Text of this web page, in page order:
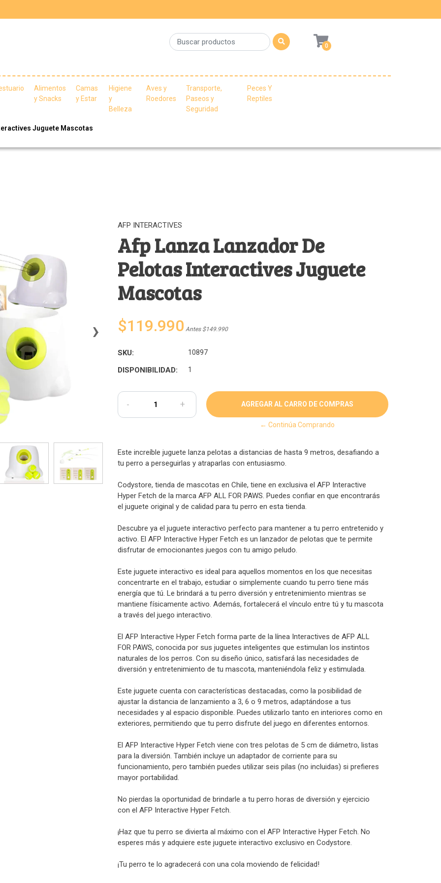
0
Alimentos
y Snacks
Camas
y Estar
Higiene
y
Belleza
Aves y
Roedores
Transporte,
Paseos y
Seguridad
Peces Y
Reptiles
Juguete Mascotas
›
AFP INTERACTIVES
Afp Lanza Lanzador De
Pelotas Interactives Juguete
Mascotas
$119.990 Antes $149.990
SKU: 10897
DISPONIBILIDAD: 1
- +
← Continúa Comprando
Este increíble juguete lanza pelotas a distancias de hasta 9 metros, desafiando a
tu perro a perseguirlas y atraparlas con entusiasmo.
Codystore, tienda de mascotas en Chile, tiene en exclusiva el AFP Interactive
Hyper Fetch de la marca AFP ALL FOR PAWS. Puedes confiar en que encontrarás
el juguete original y de calidad para tu perro en esta tienda.
Descubre ya el juguete interactivo perfecto para mantener a tu perro entretenido y
activo. El AFP Interactive Hyper Fetch es un lanzador de pelotas que te permite
disfrutar de emocionantes juegos con tu amigo peludo.
Este juguete interactivo es ideal para aquellos momentos en los que necesitas
concentrarte en el trabajo, estudiar o simplemente cuando tu perro tiene más
energía que tú. Le brindará a tu perro diversión y entretenimiento mientras se
mantiene físicamente activo. Además, fortalecerá el vínculo entre tú y tu mascota
a través del juego interactivo.
El AFP Interactive Hyper Fetch forma parte de la línea Interactives de AFP ALL
FOR PAWS, conocida por sus juguetes inteligentes que estimulan los instintos
naturales de los perros. Con su diseño único, satisfará las necesidades de
diversión y entretenimiento de tu mascota, manteniéndola feliz y estimulada.
Este juguete cuenta con características destacadas, como la posibilidad de
ajustar la distancia de lanzamiento a 3, 6 o 9 metros, adaptándose a tus
necesidades y al espacio disponible. Puedes utilizarlo tanto en interiores como en
exteriores, permitiendo que tu perro disfrute del juego en diferentes entornos.
El AFP Interactive Hyper Fetch viene con tres pelotas de 5 cm de diámetro, listas
para la diversión. También incluye un adaptador de corriente para su
funcionamiento, pero también puedes utilizar seis pilas (no incluidas) si prefieres
mayor portabilidad.
No pierdas la oportunidad de brindarle a tu perro horas de diversión y ejercicio
con el AFP Interactive Hyper Fetch.
¡Haz que tu perro se divierta al máximo con el AFP Interactive Hyper Fetch. No
esperes más y adquiere este juguete interactivo exclusivo en Codystore.
¡Tu perro te lo agradecerá con una cola moviendo de felicidad!